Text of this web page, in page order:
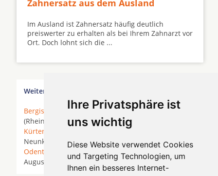
Ihre Privatsphäre ist
uns wichtig
Diese Website verwendet Cookies
und Targeting Technologien, um
Ihnen ein besseres Internet-
Zahnersatz aus dem Ausland
Im Ausland ist Zahnersatz häufig deutlich
preiswerter zu erhalten als bei Ihrem Zahnarzt vor
Ort. Doch lohnt sich die ...
Weitere Orte in der Nähe von Sankt Augustin
Bergisch Gladbach* Bonn *Bornheim* Bornheim
(Rheinland) * Brühl (Rheinland) *
Kürten
* Lindlar *Lohmar
Neunkirchen-Seelscheid *Neuss*Niederkassel*
Odenthal
Overath * Pulheim * Rösrath
* Sankt
Augustin * Siegburg *Troisdorf*Wesseling*